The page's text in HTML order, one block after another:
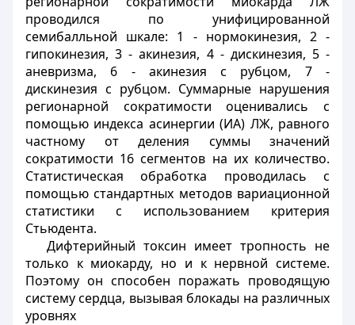
проводился по унифицированной
семибалльной шкале: 1 - нормокинезия, 2 -
гипокинезия, 3 - акинезия, 4 - дискинезия, 5 -
аневризма, 6 - акинезия с рубцом, 7 -
дискинезия с рубцом. Суммарные нарушения
регионарной сократимости оценивались с
помощью индекса асинергии (ИА) ЛЖ, равного
частному от деления суммы значений
сократимости 16 сегментов на их количество.
Статистическая обработка проводилась с
помощью стандартных методов вариационной
статистики с использованием критерия
Стьюдента.
Дифтерийный токсин имеет тропность не
только к миокарду, но и к нервной системе.
Поэтому он способен поражать проводящую
систему сердца, вызывая блокады на различных
уровнях